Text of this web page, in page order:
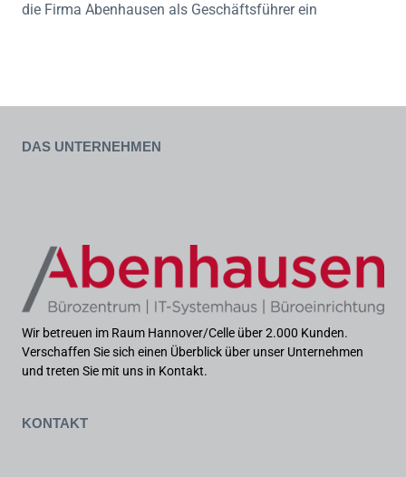
die Firma Abenhausen als Geschäftsführer ein
Das Unternehmen
Wir betreuen im Raum Hannover/Celle über 2.000 Kunden.
Verschaffen Sie sich einen Überblick über unser Unternehmen
und treten Sie mit uns in Kontakt.
Kontakt